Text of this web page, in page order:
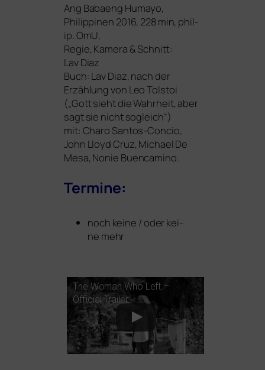
Ang Babaeng Humayo,
Philippinen 2016, 228 min, phil­
ip. OmU,
Regie, Kamera &Schnitt:
Lav Diaz
Buch: Lav Diaz, nach der
Erzählung von Leo Tolstoi
(„Gott sieht die Wahrheit, aber
sagt sie nicht sogleich“)
mit: Charo Santos-Concio,
John Lloyd Cruz, Michael De
Mesa, Nonie Buencamino.
Termine:
noch kei­ne / oder kei­
ne mehr
The Woman Who Left –
Official Trailer